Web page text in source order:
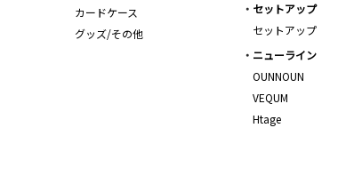
カードケース
グッズ/その他
セットアップ
セットアップ
ニューライン
OUNNOUN
VEQUM
Htage